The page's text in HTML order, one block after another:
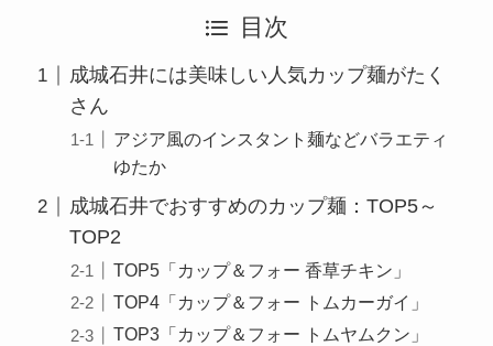
目次
成城石井には美味しい人気カップ麺がたく
さん
アジア風のインスタント麺などバラエティ
ゆたか
成城石井でおすすめのカップ麺：TOP5～
TOP2
TOP5「カップ＆フォー 香草チキン」
TOP4「カップ＆フォー トムカーガイ」
TOP3「カップ＆フォー トムヤムクン」